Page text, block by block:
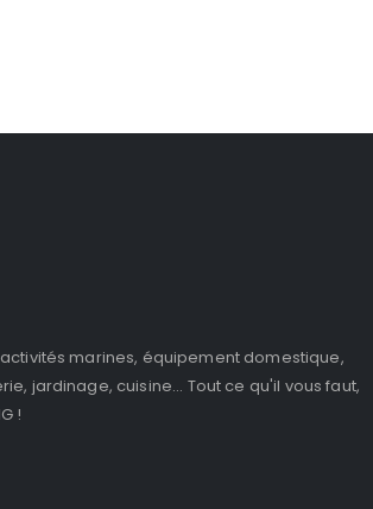
marines, équipement domestique,
jardinage, cuisine... Tout ce qu'il vous faut,
!